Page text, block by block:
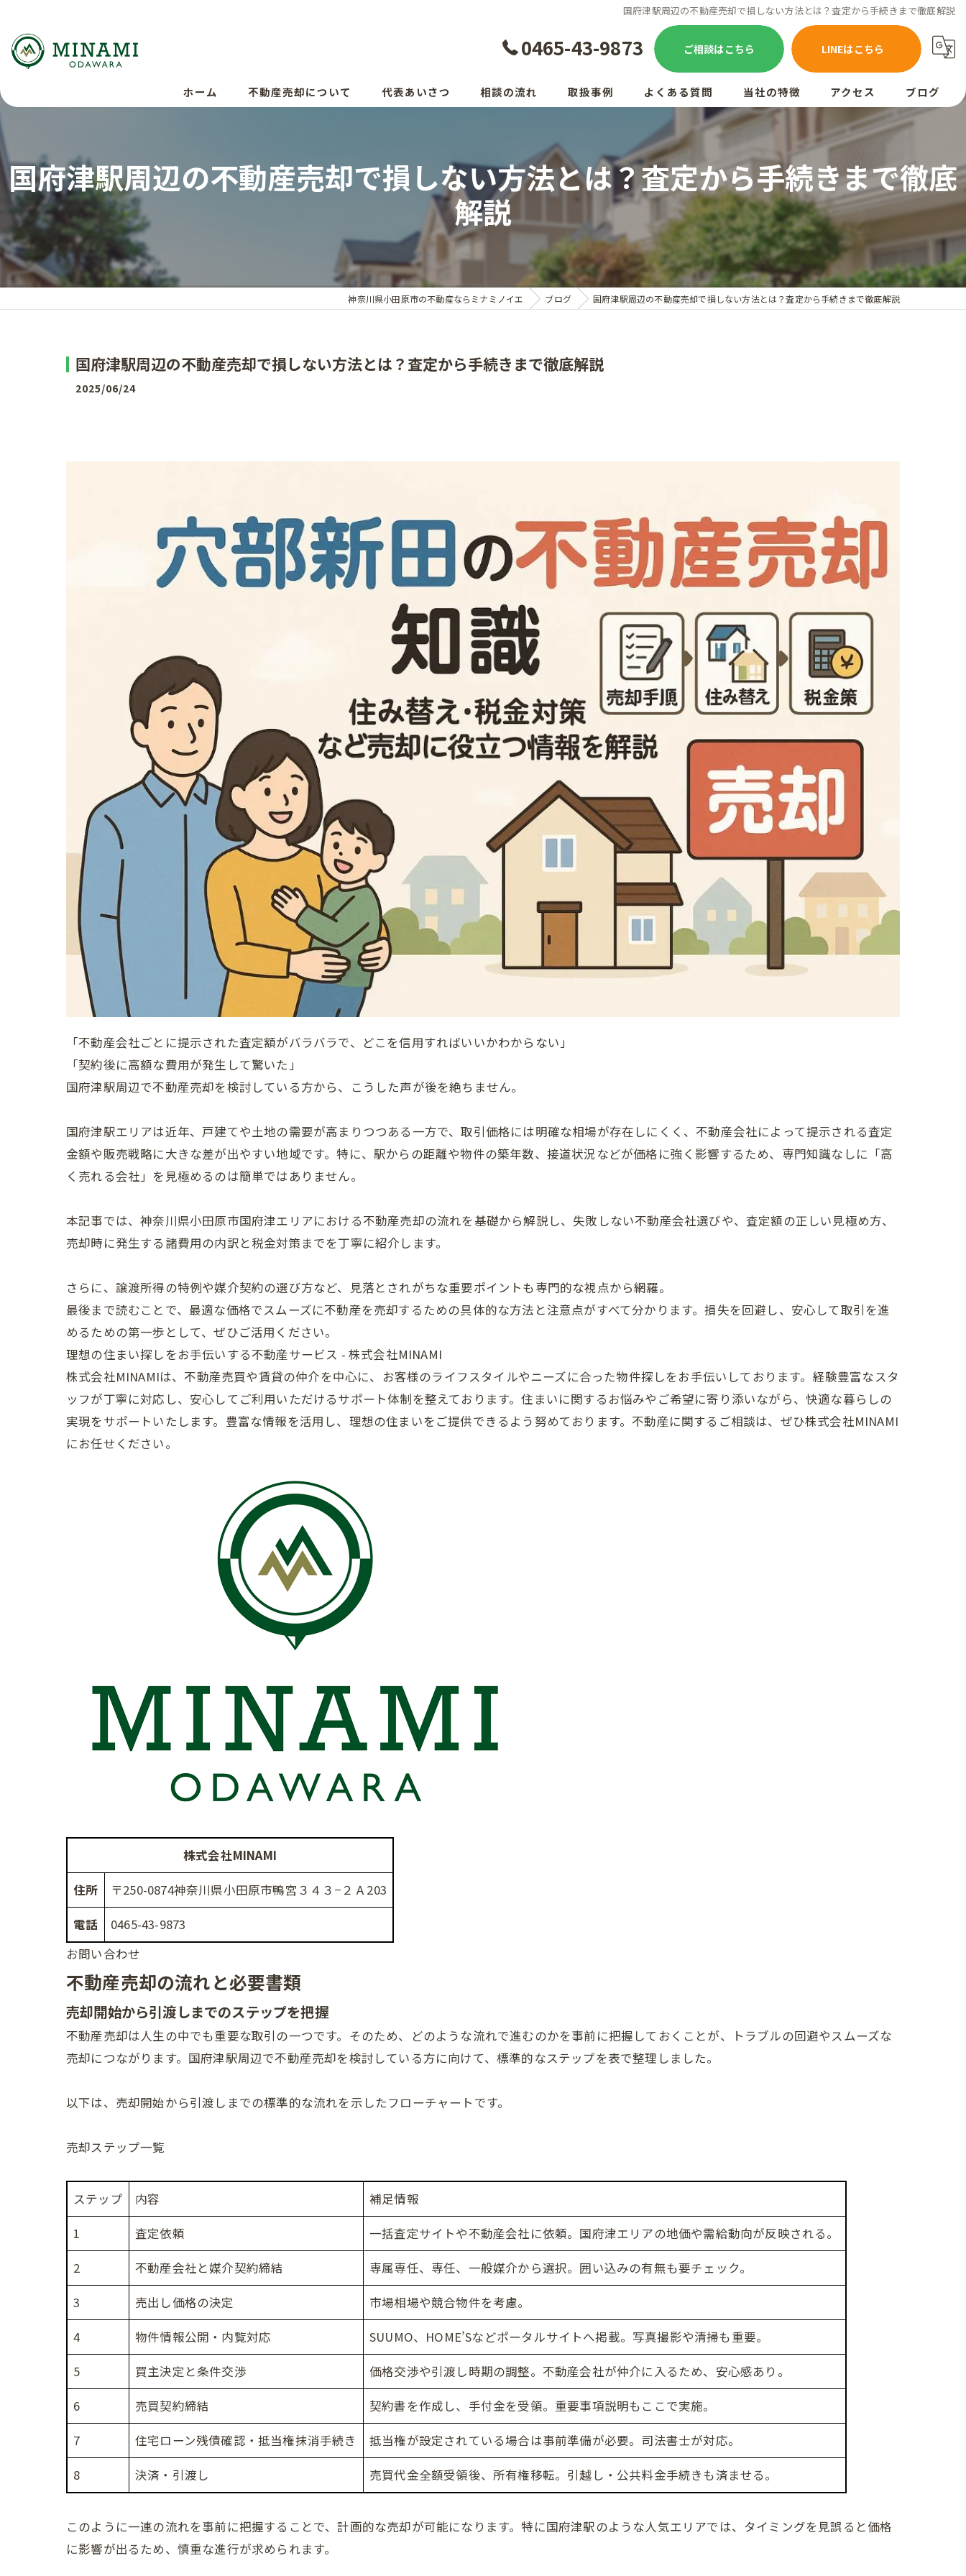
国府津駅周辺の不動産売却で損しない方法とは？査定から手続きまで徹底解説
0465-43-9873 ご相談はこちら LINEはこちら
ホーム 不動産売却について 代表あいさつ 相談の流れ 取扱事例 よくある質問
お客様の声
当社の特徴
買取
相続
空き家
査定
アクセス ブログ
国府津駅周辺の不動産売却で損しない方法とは？査定から手続きまで徹底
解説
神奈川県小田原市の不動産ならミナミノイエ ブログ 国府津駅周辺の不動産売却で損しない方法とは？査定から手続きまで徹底解説
国府津駅周辺の不動産売却で損しない方法とは？査定から手続きまで徹底解説
2025/06/24
「不動産会社ごとに提示された査定額がバラバラで、どこを信用すればいいかわからない」
「契約後に高額な費用が発生して驚いた」
国府津駅周辺で不動産売却を検討している方から、こうした声が後を絶ちません。
国府津駅エリアは近年、戸建てや土地の需要が高まりつつある一方で、取引価格には明確な相場が存在しにくく、不動産会社によって提示される査定
金額や販売戦略に大きな差が出やすい地域です。特に、駅からの距離や物件の築年数、接道状況などが価格に強く影響するため、専門知識なしに「高
く売れる会社」を見極めるのは簡単ではありません。
本記事では、神奈川県小田原市国府津エリアにおける不動産売却の流れを基礎から解説し、失敗しない不動産会社選びや、査定額の正しい見極め方、
売却時に発生する諸費用の内訳と税金対策までを丁寧に紹介します。
さらに、譲渡所得の特例や媒介契約の選び方など、見落とされがちな重要ポイントも専門的な視点から網羅。
最後まで読むことで、最適な価格でスムーズに不動産を売却するための具体的な方法と注意点がすべて分かります。損失を回避し、安心して取引を進
めるための第一歩として、ぜひご活用ください。
理想の住まい探しをお手伝いする不動産サービス - 株式会社MINAMI
株式会社MINAMIは、不動産売買や賃貸の仲介を中心に、お客様のライフスタイルやニーズに合った物件探しをお手伝いしております。経験豊富なスタ
ッフが丁寧に対応し、安心してご利用いただけるサポート体制を整えております。住まいに関するお悩みやご希望に寄り添いながら、快適な暮らしの
実現をサポートいたします。豊富な情報を活用し、理想の住まいをご提供できるよう努めております。不動産に関するご相談は、ぜひ株式会社MINAMI
にお任せください。
株式会社MINAMI
住所
〒250-0874神奈川県小田原市鴨宮３４３−２ A 203
電話
0465-43-9873
お問い合わせ
不動産売却の流れと必要書類
売却開始から引渡しまでのステップを把握
不動産売却は人生の中でも重要な取引の一つです。そのため、どのような流れで進むのかを事前に把握しておくことが、トラブルの回避やスムーズな
売却につながります。国府津駅周辺で不動産売却を検討している方に向けて、標準的なステップを表で整理しました。
以下は、売却開始から引渡しまでの標準的な流れを示したフローチャートです。
売却ステップ一覧
ステップ 内容
補足情報
1
査定依頼
一括査定サイトや不動産会社に依頼。国府津エリアの地価や需給動向が反映される。
2
不動産会社と媒介契約締結
専属専任、専任、一般媒介から選択。囲い込みの有無も要チェック。
3
売出し価格の決定
市場相場や競合物件を考慮。
4
物件情報公開・内覧対応
SUUMO、HOME’Sなどポータルサイトへ掲載。写真撮影や清掃も重要。
5
買主決定と条件交渉
価格交渉や引渡し時期の調整。不動産会社が仲介に入るため、安心感あり。
6
売買契約締結
契約書を作成し、手付金を受領。重要事項説明もここで実施。
7
住宅ローン残債確認・抵当権抹消手続き
抵当権が設定されている場合は事前準備が必要。司法書士が対応。
8
決済・引渡し 売買代金全額受領後、所有権移転。引越し・公共料金手続きも済ませる。
このように一連の流れを事前に把握することで、計画的な売却が可能になります。特に国府津駅のような人気エリアでは、タイミングを見誤ると価格
に影響が出るため、慎重な進行が求められます。